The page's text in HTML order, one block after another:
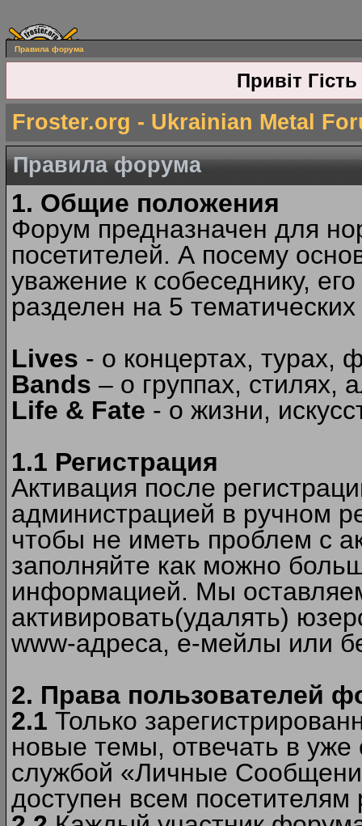
Правила форума
Привіт Гість
Froster.org - Ukrainian Metal
Правила форума
1. Общие положения
Форум предназначен для
посетителей. А посему
уважение к собеседнику,
разделен на 5
Lives - о концертах, турах,
Bands – о группах, стилях,
Life & Fate - о жизни,
1.1 Регистрация
Активация после
администрацией в ручном
чтобы не иметь проблем с
заполняйте как можно
информацией. Мы
активировать(удалять)
www-адреса, е-мейлы или
2. Права пользователей
2.1 Только
новые темы, отвечать в
службой «Личные
доступен всем посетителям